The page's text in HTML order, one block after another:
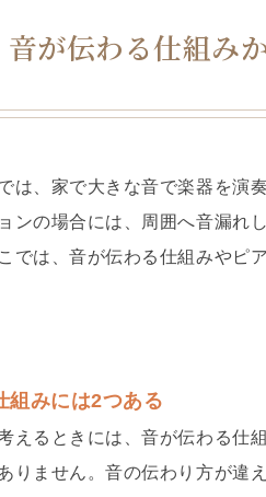
音が伝わる仕組み
は、家で大きな音で楽器を演
ンの場合には、周囲へ音漏れ
では、音が伝わる仕組みやピ
組みには2つある
えるときには、音が伝わる仕
りません。音の伝わり方が違